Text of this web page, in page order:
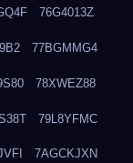
76G4013Z
77BGMMG4
78XWEZ88
79L8YFMC
7AGCKJXN